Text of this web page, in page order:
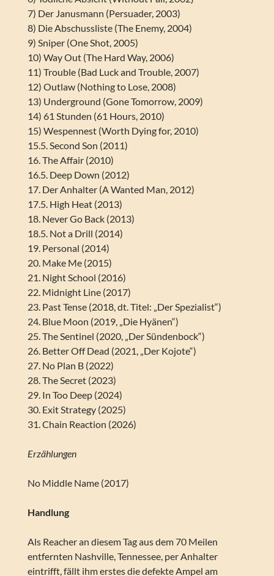
7) Der Janusmann (Persuader, 2003)
8) Die Abschussliste (The Enemy, 2004)
9) Sniper (One Shot, 2005)
10) Way Out (The Hard Way, 2006)
11) Trouble (Bad Luck and Trouble, 2007)
12) Outlaw (Nothing to Lose, 2008)
13) Underground (Gone Tomorrow, 2009)
14) 61 Stunden (61 Hours, 2010)
15) Wespennest (Worth Dying for, 2010)
15.5. Second Son (2011)
16. The Affair (2010)
16.5. Deep Down (2012)
17. Der Anhalter (A Wanted Man, 2012)
17.5. High Heat (2013)
18. Never Go Back (2013)
18.5. Not a Drill (2014)
19. Personal (2014)
20. Make Me (2015)
21. Night School (2016)
22. Midnight Line (2017)
23. Past Tense (2018, dt. Titel: „Der Spezialist“)
24. Blue Moon (2019, „Die Hyänen“)
25. The Sentinel (2020, „Der Sündenbock“)
26. Better Off Dead (2021, „Der Kojote“)
27. No Plan B (2022)
28. The Secret (2023)
29. In Too Deep (2024)
30. Exit Strategy (2025)
31. Chain Reaction (2026)
Erzählungen
No Middle Name (2017)
Handlung
Als Reacher an diesem Tag aus dem 70 Meilen
entfernten Nashville, Tennessee, per Anhalter
eintrifft, fällt ihm erstes die defekte Ampel am